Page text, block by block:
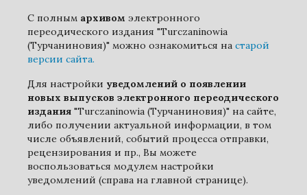
С полным архивом электронного
переодического издания "Turczaninowia
(Турчаниновия)" можно ознакомиться на старой
версии сайта.
Для настройки уведомлений о появлении
новых выпусков электронного переодического
издания "Turczaninowia (Турчаниновия)" на сайте,
либо получении актуальной информации, в том
числе объявлений, событий процесса отправки,
рецензирования и пр., Вы можете
воспользоваться модулем настройки
уведомлений (справа на главной странице).